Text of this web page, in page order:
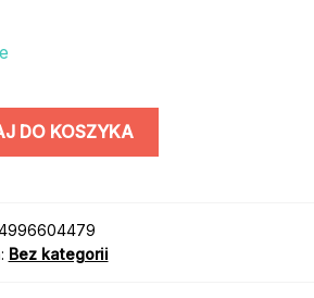
DO KOSZYKA
Bez kategorii